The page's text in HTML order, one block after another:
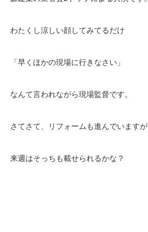
わたくし涼しい顔してみてるだけ
「早くほかの現場に行きなさい」
なんて言われながら現場監督です。
さてさて、リフォームも進んでいますが
来週はそっちも載せられるかな？